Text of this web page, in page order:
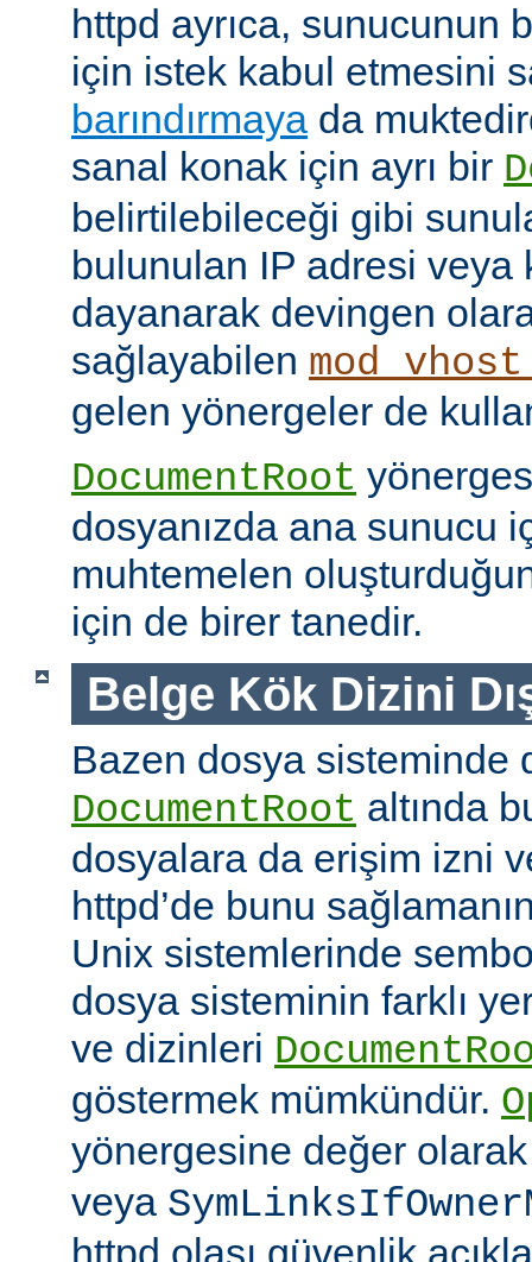
httpd ayrıca, sunucunun
için istek kabul etmesini
barındırmaya da
sanal konak için ayrı bir
belirtilebileceği gibi
bulunulan IP adresi veya
dayanarak devingen
sağlayabilen
gelen yönergeler de
DocumentRoot
dosyanızda ana sunucu
muhtemelen
için de birer tanedir.
Belge Kök Dizini
Bazen dosya sisteminde
DocumentRoot altında
dosyalara da erişim izni
httpd’de bunu
Unix sistemlerinde
dosya sisteminin farklı
ve dizinleri
göstermek mümkündür.
yönergesine değer
veya